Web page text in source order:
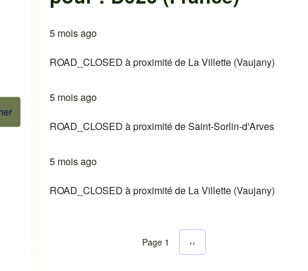
5 mois ago
ROAD_CLOSED à proximité de La Villette (Vaujany)
5 mois ago
ROAD_CLOSED à proximité de Saint-Sorlin-d'Arves
5 mois ago
ROAD_CLOSED à proximité de La Villette (Vaujany)
Pagination
Page 1 Next page
››